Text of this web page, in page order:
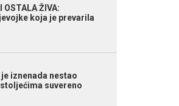
OSTALA ŽIVA:
koja je prevarila
iznenada nestao
suvereno